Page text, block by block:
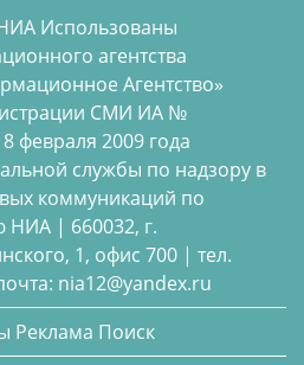
Использованы
агентства
Агентство»
СМИ ИА №
февраля 2009 года
службы по надзору в
коммуникаций по
НИА | 660032, г.
1, офис 700 | тел.
nia12@yandex.ru
Реклама Поиск